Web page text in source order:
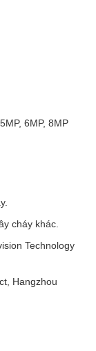
6MP, 8MP
cháy khác.
Technology
Hangzhou